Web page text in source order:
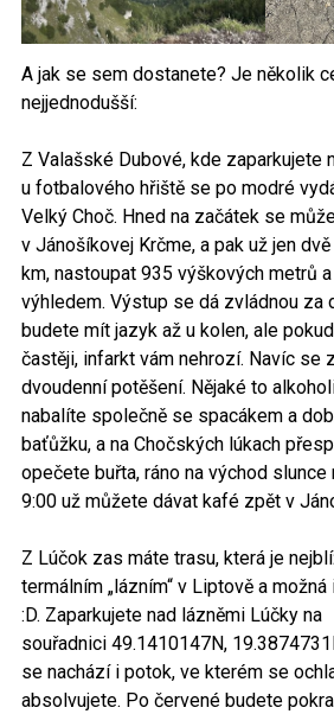
A jak se sem dostanete? Je několik
nejjednodušší:
Z Valašské Dubové, kde zaparkujete
u fotbalového hřiště se po modré
Velký Choč. Hned na začátek se
v Jánošíkovej Krčme, a pak už jen
km, nastoupat 935 výškových metrů
výhledem. Výstup se dá zvládnou za
budete mít jazyk až u kolen, ale
častěji, infarkt vám nehrozí. Navíc se
dvoudenní potěšení. Nějaké to
nabalíte společně se spacákem a
baťůžku, a na Chočských lúkach
opečete buřta, ráno na východ slunce
9:00 už můžete dávat kafé zpět v
Z Lúčok zas máte trasu, která je
termálním „lázním“ v Liptově a
:D. Zaparkujete nad lázněmi Lúčky na
souřadnici 49.1410147N,
se nachází i potok, ve kterém se
absolvujete. Po červené budete